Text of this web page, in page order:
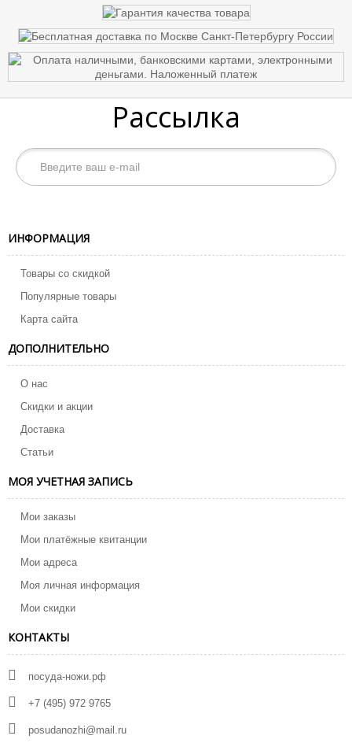
Рассылка
ИНФОРМАЦИЯ
Товары со скидкой
Популярные товары
Карта сайта
ДОПОЛНИТЕЛЬНО
О нас
Скидки и акции
Доставка
Статьи
МОЯ УЧЕТНАЯ ЗАПИСЬ
Мои заказы
Мои платёжные квитанции
Мои адреса
Моя личная информация
Мои скидки
КОНТАКТЫ
посуда-ножи.рф
+7 (495) 972 9765
posudanozhi@mail.ru